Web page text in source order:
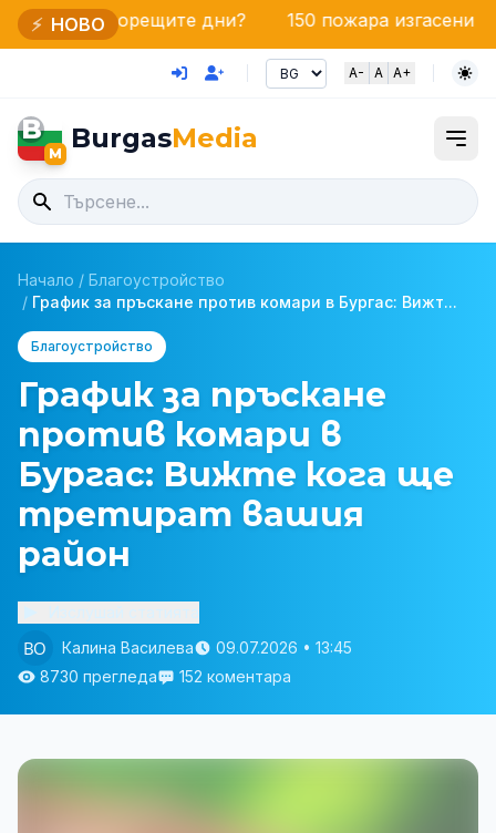
⚡ НОВО
дни? 150 пожара изгасени за денонощие:
A- A A+
B
M BurgasMedia
Начало / Благоустройство
/ График за пръскане против комари в Бургас: Вижт...
Благоустройство
График за пръскане
против комари в
Бургас: Вижте кога ще
третират вашия
район
Калина Василева
09.07.2026 • 13:45
8730 прегледа
152 коментара